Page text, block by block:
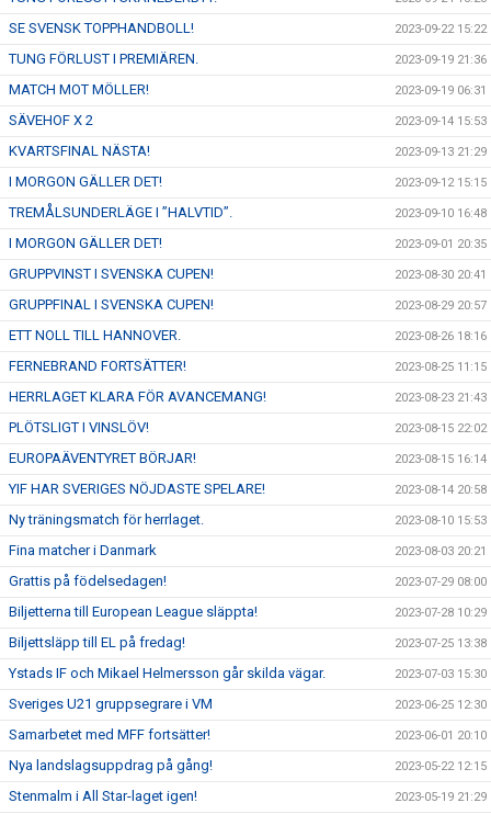
SE SVENSK TOPPHANDBOLL! 2023-09-22 15:22
TUNG FÖRLUST I PREMIÄREN. 2023-09-19 21:36
MATCH MOT MÖLLER! 2023-09-19 06:31
SÄVEHOF X 2 2023-09-14 15:53
KVARTSFINAL NÄSTA! 2023-09-13 21:29
I MORGON GÄLLER DET! 2023-09-12 15:15
TREMÅLSUNDERLÄGE I ”HALVTID”. 2023-09-10 16:48
I MORGON GÄLLER DET! 2023-09-01 20:35
GRUPPVINST I SVENSKA CUPEN! 2023-08-30 20:41
GRUPPFINAL I SVENSKA CUPEN! 2023-08-29 20:57
ETT NOLL TILL HANNOVER. 2023-08-26 18:16
FERNEBRAND FORTSÄTTER! 2023-08-25 11:15
HERRLAGET KLARA FÖR AVANCEMANG! 2023-08-23 21:43
PLÖTSLIGT I VINSLÖV! 2023-08-15 22:02
EUROPAÄVENTYRET BÖRJAR! 2023-08-15 16:14
YIF HAR SVERIGES NÖJDASTE SPELARE! 2023-08-14 20:58
Ny träningsmatch för herrlaget. 2023-08-10 15:53
Fina matcher i Danmark 2023-08-03 20:21
Grattis på födelsedagen! 2023-07-29 08:00
Biljetterna till European League släppta! 2023-07-28 10:29
Biljettsläpp till EL på fredag! 2023-07-25 13:38
Ystads IF och Mikael Helmersson går skilda vägar. 2023-07-03 15:30
Sveriges U21 gruppsegrare i VM 2023-06-25 12:30
Samarbetet med MFF fortsätter! 2023-06-01 20:10
Nya landslagsuppdrag på gång! 2023-05-22 12:15
Stenmalm i All Star-laget igen! 2023-05-19 21:29